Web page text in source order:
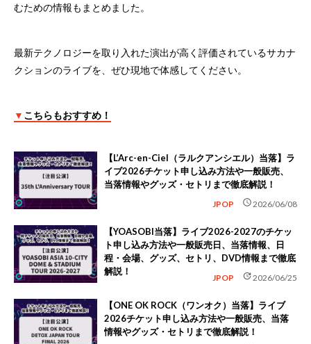
むための情報もまとめました。
最新テクノロジーを取り入れた演出が高く評価されているサカナ
クションのライブを、ぜひ現地で体感してください。
▼ こちらもおすすめ！
【L’Arc-en-Ciel（ラルクアンシエル）当落】ラ
イブ2026チケット申し込み方法や一般販売、
当落情報やグッズ・セトリまで徹底解説！
JPOP schedule2026/06/08
【YOASOBI当落】ライブ2026-2027のチケッ
ト申し込み方法や一般販売日、当落情報、日
程・会場、グッズ、セトリ、DVD情報まで徹底
解説！
JPOP update2026/06/25
【ONE OK ROCK（ワンオク）当落】ライブ
2026チケット申し込み方法や一般販売、当落
情報やグッズ・セトリまで徹底解説！